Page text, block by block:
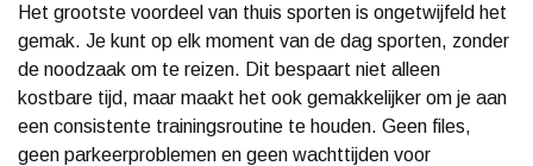
Het grootste voordeel van thuis sporten is ongetwijfeld het
gemak. Je kunt op elk moment van de dag sporten, zonder
de noodzaak om te reizen. Dit bespaart niet alleen
kostbare tijd, maar maakt het ook gemakkelijker om je aan
een consistente trainingsroutine te houden. Geen files,
geen parkeerproblemen en geen wachttijden voor